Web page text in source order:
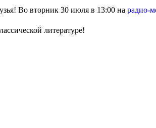
Во вторник 30 июля в 13:00 на радио-
литературе!